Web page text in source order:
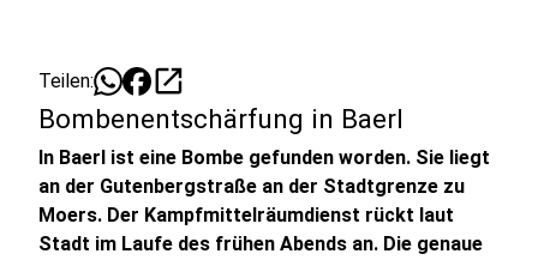
Teilen: open_in_new
Bombenentschärfung in Baerl
In Baerl ist eine Bombe gefunden worden. Sie liegt
an der Gutenbergstraße an der Stadtgrenze zu
Moers. Der Kampfmittelräumdienst rückt laut
Stadt im Laufe des frühen Abends an. Die genaue